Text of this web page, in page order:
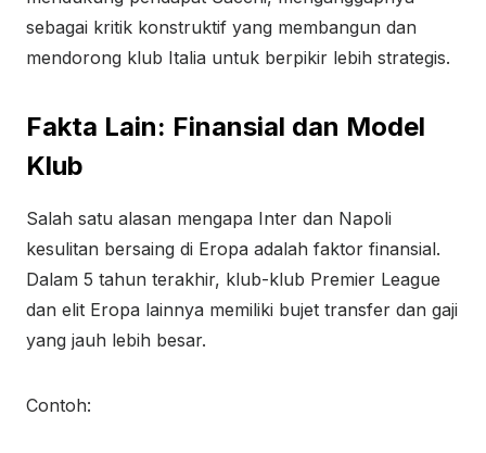
sebagai kritik konstruktif yang membangun dan
mendorong klub Italia untuk berpikir lebih strategis.
Fakta Lain: Finansial dan Model
Klub
Salah satu alasan mengapa Inter dan Napoli
kesulitan bersaing di Eropa adalah faktor finansial.
Dalam 5 tahun terakhir, klub-klub Premier League
dan elit Eropa lainnya memiliki bujet transfer dan gaji
yang jauh lebih besar.
Contoh: